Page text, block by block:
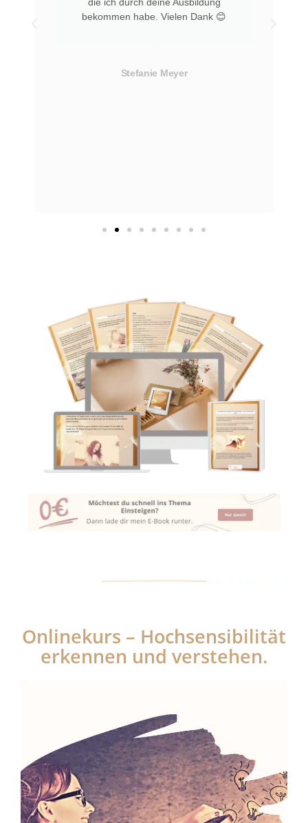
bekommen habe. Vielen Dank 😊
Stefanie Meyer
Onlinekurs – Hochsensibilität
erkennen und verstehen.